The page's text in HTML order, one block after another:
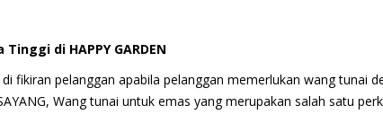
di HAPPY GARDEN
fikiran pelanggan apabila pelanggan memerlukan wang tunai
Wang tunai untuk emas yang merupakan salah satu